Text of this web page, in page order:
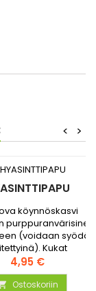
>
<
köynnöskasvi
purppuranvärisine
(voidaan syödä
Kukat
tuoksuvat ja
Hinta
4,95 €
Ostoskoriin